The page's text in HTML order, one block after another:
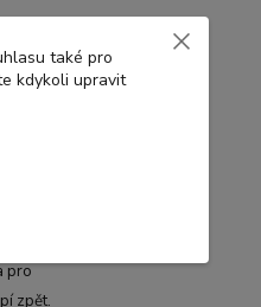
kdy je
pro
zpět.
také pro
kdykoli upravit